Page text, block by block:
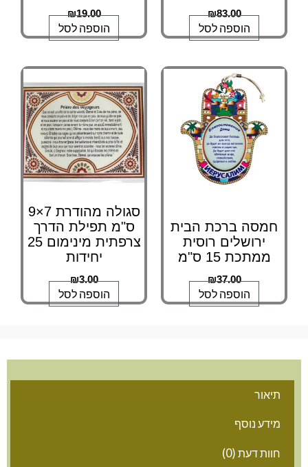
₪83.00
הוספה לסל
₪19.00
הוספה לסל
ברכת הבית
ירושלים רוסית
ממתכת 15 ס"מ
₪37.00
הוספה לסל
סגולה מהודרת 7×9
ס"מ תפילת הדרך
צרפתית מינימום 25
יחידות
₪3.00
הוספה לסל
נוסף
דעת (0)